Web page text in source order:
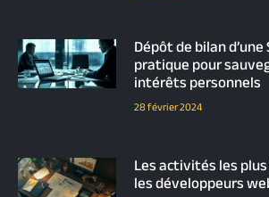
Dépôt de bilan d’une
pratique pour
intérêts personnels
28 février 2024
Les activités les
les développeurs